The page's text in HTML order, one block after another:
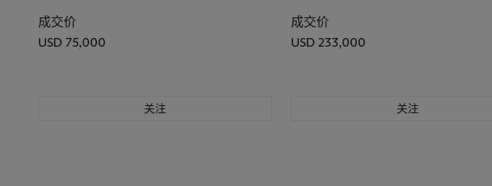
成交价
USD 75,000
关注
成交价
USD 233,000
关注